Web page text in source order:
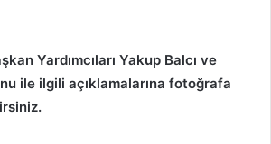
Yardımcıları Yakup Balcı ve
ile ilgili açıklamalarına fotoğrafa